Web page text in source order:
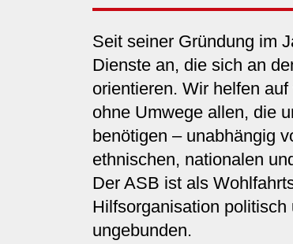
Seit seiner Gründung im
Dienste an, die sich an
orientieren. Wir helfen
ohne Umwege allen, die
benötigen – unabhängig
ethnischen, nationalen
Der ASB ist als
Hilfsorganisation politisch
ungebunden.